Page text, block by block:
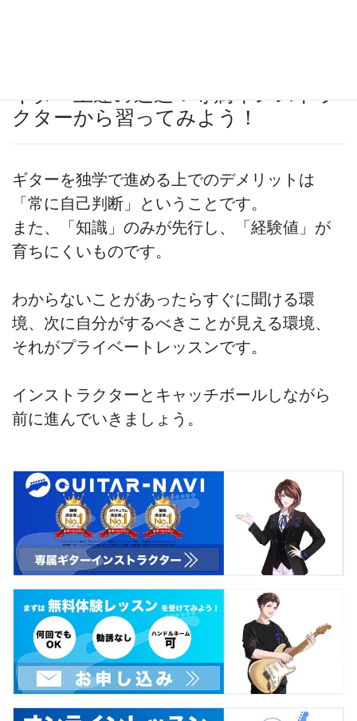
ギター上達の近道！専属インストラ
クターから習ってみよう！
ギターを独学で進める上でのデメリットは
「常に自己判断」ということです。
また、「知識」のみが先行し、「経験値」が
育ちにくいものです。
わからないことがあったらすぐに聞ける環
境、次に自分がするべきことが見える環境、
それがプライベートレッスンです。
インストラクターとキャッチボールしながら